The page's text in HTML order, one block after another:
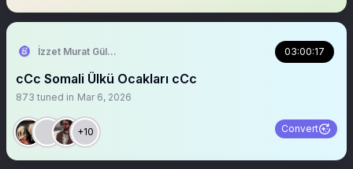
İzzet Murat Güler 03:00:17
cCc Somali Ülkü Ocakları cCc
873 tuned in Mar 6, 2026
+10 Convert